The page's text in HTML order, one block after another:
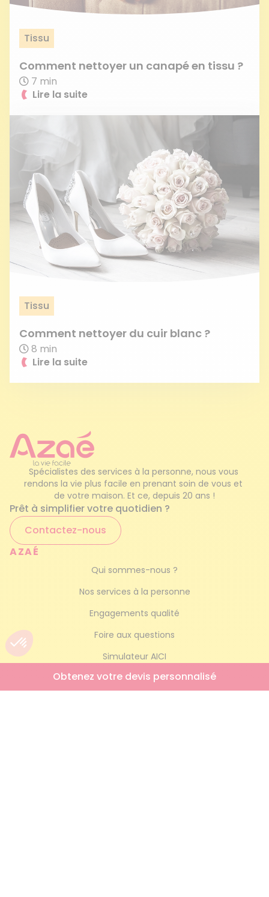
Tissu
Comment nettoyer un canapé en tissu ?
7 min
Lire la suite
Tissu
Comment nettoyer du cuir blanc ?
8 min
Lire la suite
Spécialistes des services à la personne, nous vous
rendons la vie plus facile en prenant soin de vous et
de votre maison. Et ce, depuis 20 ans !
Prêt à simplifier votre quotidien ?
Contactez-nous
AZAÉ
Qui sommes-nous ?
Nos services à la personne
Engagements qualité
Foire aux questions
Simulateur AICI
Trouver mon agence
Obtenez votre devis personnalisé